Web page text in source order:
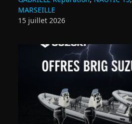
MARSEILLE
15 juillet 2026